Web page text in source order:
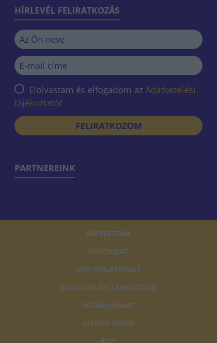
HÍRLEVÉL FELIRATKOZÁS
Elolvastam és elfogadom az Adatkezelési
tájékoztatót
FELIRATKOZOM
PARTNEREINK
IMPRESSZUM
KAPCSOLAT
JOGI NYILATKOZAT
ADATKEZELÉSI TÁJÉKOZTATÓ
MÉDIAAJÁNLAT
SZERZŐI JOGOK
ÁSZF